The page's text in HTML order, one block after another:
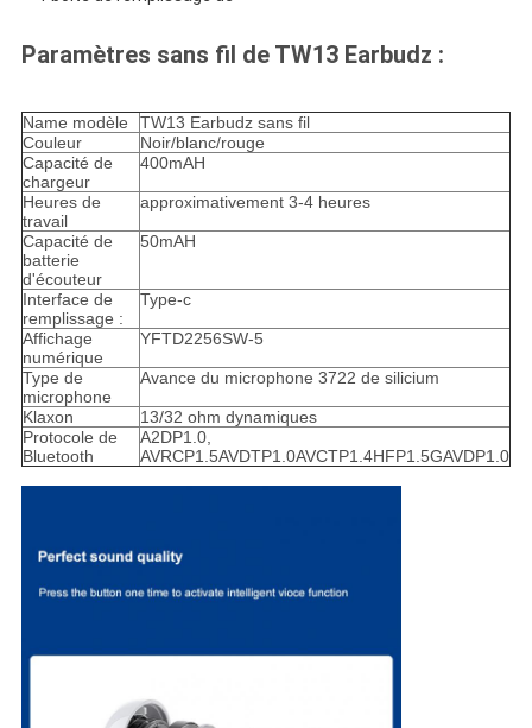
Paramètres sans fil de TW13 Earbudz :
Name modèle
TW13 Earbudz sans fil
Couleur
Noir/blanc/rouge
Capacité de
chargeur
400mAH
Heures de
travail
approximativement 3-4 heures
Capacité de
batterie
d'écouteur
50mAH
Interface de
remplissage :
Type-c
Affichage
numérique
YFTD2256SW-5
Type de
microphone
Avance du microphone 3722 de silicium
Klaxon
13/32 ohm dynamiques
Protocole de
Bluetooth
A2DP1.0,
AVRCP1.5AVDTP1.0AVCTP1.4HFP1.5GAVDP1.0